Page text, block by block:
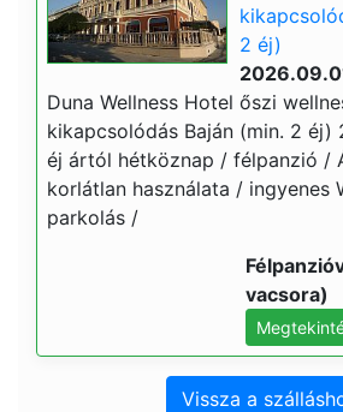
2 éj)
Duna Wellness Hotel őszi
kikapcsolódás Baján (min. 2
éj ártól hétköznap / félpanzió /
korlátlan használata / ingyenes
parkolás /
vacsora)
Vissza a